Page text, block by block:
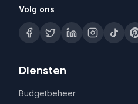
Volg ons
Diensten
Budgetbeheer